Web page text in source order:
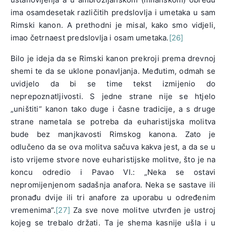
ima osamdesetak različitih predslovlja i umetaka u sam
Rimski kanon. A prethodni je misal, kako smo vidjeli,
imao četrnaest predslovlja i osam umetaka.[26]
Bilo je ideja da se Rimski kanon prekroji prema drevnoj
shemi te da se uklone ponavljanja. Međutim, odmah se
uvidjelo da bi se time tekst izmijenio do
neprepoznatljivosti. S jedne strane nije se htjelo
„uništiti“ kanon tako duge i časne tradicije, a s druge
strane nametala se potreba da euharistijska molitva
bude bez manjkavosti Rimskog kanona. Zato je
odlučeno da se ova molitva sačuva kakva jest, a da se u
isto vrijeme stvore nove euharistijske molitve, što je na
koncu odredio i Pavao VI.: „Neka se ostavi
nepromijenjenom sadašnja anafora. Neka se sastave ili
pronađu dvije ili tri anafore za uporabu u određenim
vremenima“.[27] Za sve nove molitve utvrđen je ustroj
kojeg se trebalo držati. Ta je shema kasnije ušla i u